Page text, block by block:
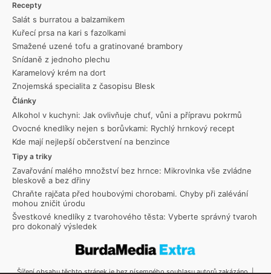
Recepty
Salát s burratou a balzamikem
Kuřecí prsa na kari s fazolkami
Smažené uzené tofu a gratinované brambory
Snídaně z jednoho plechu
Karamelový krém na dort
Znojemská specialita z časopisu Blesk
Články
Alkohol v kuchyni: Jak ovlivňuje chuť, vůni a přípravu pokrmů
Ovocné knedlíky nejen s borůvkami: Rychlý hrnkový recept
Kde mají nejlepší občerstvení na benzince
Tipy a triky
Zavařování malého množství bez hrnce: Mikrovlnka vše zvládne
bleskově a bez dřiny
Chraňte rajčata před houbovými chorobami. Chyby při zalévání
mohou zničit úrodu
Švestkové knedlíky z tvarohového těsta: Vyberte správný tvaroh
pro dokonalý výsledek
Šíření obsahu těchto stránek je bez písemného souhlasu autorů zakázáno. |